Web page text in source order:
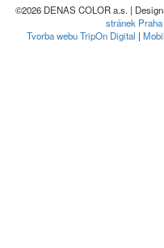
©2026 DENAS COLOR a.s. |
stránek
Tvorba webu TripOn Digital |